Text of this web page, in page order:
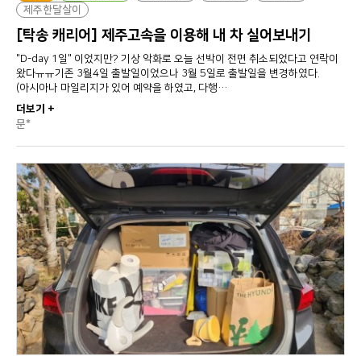
제주한달살이
[탁송 캐리어] 제주고속을 이용해 내 차 실어보내기
"D-day 1일" 이었지만? 기상 악화로 오늘 선박이 전면 취소되었다고 연락이
왔다ㅠㅠ기존 3월4일 출발일이었으나 3월 5일로 출발일을 변경하였다.
(아시아나 마일리지가 있어 예약을 하였고, 다행…
더보기 +
문*